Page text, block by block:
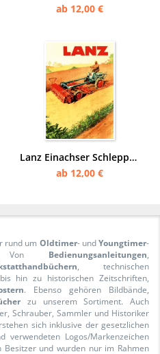
ab 12,00 €
Lanz Einachser Schlepper Diesel Poster Plakat
ab 12,00 €
rund um Oldtimer- undYoungtimer-
Von Bedienungsanleitungen,
, technischen
bis hin zu historischen Zeitschriften,
. Ebenso gehören Bildbände,
zu unserem Sortiment. Auch
Schrauber, Sammler und Historiker
sich inklusive der gesetzlichen
verwendeten Logos/Markenzeichen
und wurden nur im Rahmen